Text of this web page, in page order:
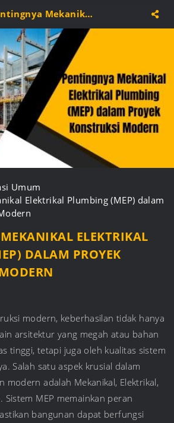
Pentingnya Mekanikal Elektrikal Plumbing (MEP) dalam Proyek Konstruksi Modern
Umum
Elektrikal Plumbing (MEP) dalam
ELEKTRIKAL
DALAM PROYEK
modern, keberhasilan tidak hanya
arsitektur yang megah atau bahan
tinggi, tetapi juga oleh kualitas sistem
Salah satu aspek krusial dalam
modern adalah Mekanikal, Elektrikal,
Sistem MEP memainkan peran
bangunan dapat berfungsi